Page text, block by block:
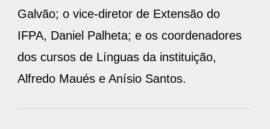
Galvão; o vice-diretor de Extensão do
IFPA, Daniel Palheta; e os coordenadores
dos cursos de Línguas da instituição,
Alfredo Maués e Anísio Santos.